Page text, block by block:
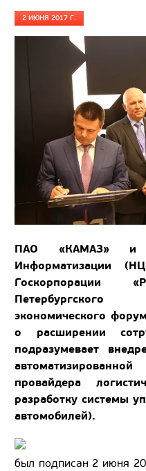
2 ИЮНЯ 2017 Г.
ПАО «КАМАЗ» и
Информатизации
Госкорпорации
экономического
о расширении
подразумевает
провайдера
разработку системы
автомобилей).
был подписан 2 июня